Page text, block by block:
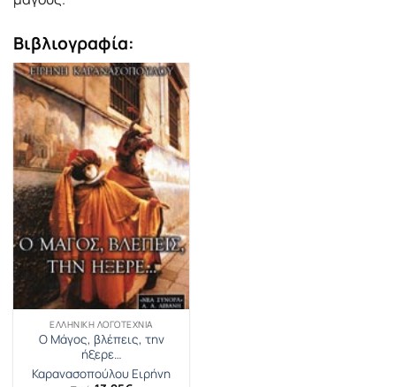
Βιβλιογραφία:
ΕΛΛΗΝΙΚΉ ΛΟΓΟΤΕΧΝΊΑ
Ο Μάγος, βλέπεις, την
ήξερε…
Καρανασοπούλου Ειρήνη